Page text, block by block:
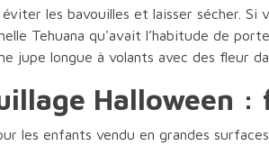
les bavouilles et laisser sécher.
Tehuana qu'avait l’habitude de
jupe longue à volants avec des fleur
Halloween :
les enfants vendu en grandes